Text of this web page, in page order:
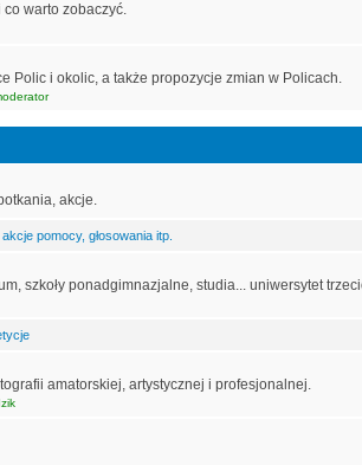
warto zobaczyć.
Polic i okolic, a także propozycje zmian w Policach.
akcje.
pomocy, głosowania itp.
szkoły ponadgimnazjalne, studia... uniwersytet
amatorskiej, artystycznej i profesjonalnej.